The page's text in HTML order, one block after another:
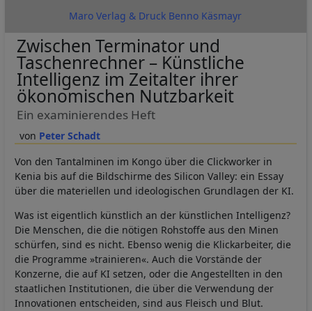
Maro Verlag & Druck Benno Käsmayr
Peter Schadt
Zwischen Terminator und
Taschenrechner – Künstliche
Intelligenz im Zeitalter ihrer
ökonomischen Nutzbarkeit
Ein examinierendes Heft
Von den Tantalminen im Kongo über die Clickworker in
Kenia bis auf die Bildschirme des Silicon Valley: ein Essay
über die materiellen und ideologischen Grundlagen der KI.
Was ist eigentlich künstlich an der künstlichen Intelligenz?
Die Menschen, die die nötigen Rohstoffe aus den Minen
schürfen, sind es nicht. Ebenso wenig die Klickarbeiter, die
die Programme »trainieren«. Auch die Vorstände der
Konzerne, die auf KI setzen, oder die Angestellten in den
staatlichen Institutionen, die über die Verwendung der
Innovationen entscheiden, sind aus Fleisch und Blut.